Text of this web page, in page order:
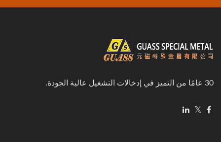
30 عامًا من التميز في إدخالات التشغيل عالية الجودة.